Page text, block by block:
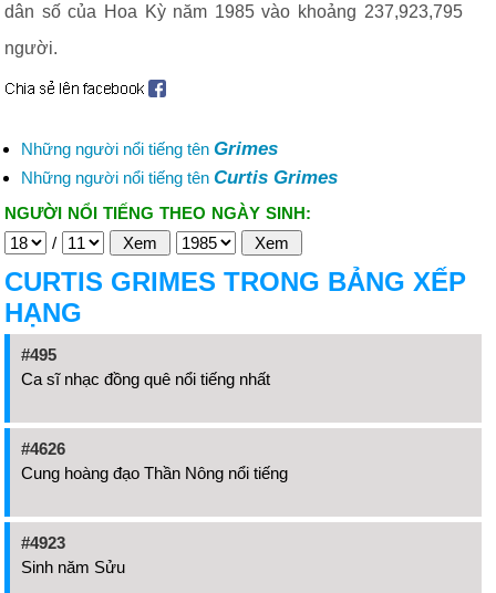
dân số của Hoa Kỳ năm 1985 vào khoảng 237,923,795
người.
Những người nổi tiếng tên Grimes
Những người nổi tiếng tên Curtis Grimes
NGƯỜI NỔI TIẾNG THEO NGÀY SINH:
/
CURTIS GRIMES TRONG BẢNG XẾP
HẠNG
#495
Ca sĩ nhạc đồng quê nổi tiếng nhất
#4626
Cung hoàng đạo Thần Nông nổi tiếng
#4923
Sinh năm Sửu